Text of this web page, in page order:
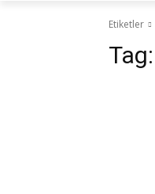
Etiketler
Tag: